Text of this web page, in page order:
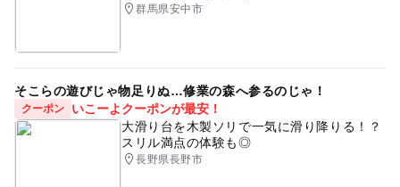
群馬県安中市
そこらの遊びじゃ物足りぬ…修業の森へ参るのじゃ！
クーポン
いこーよクーポンが最安！
大滑り台を木製ソリで一気に滑り降りる！？
スリル満点の体験も◎
長野県長野市